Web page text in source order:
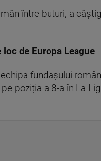
între buturi, a
de Europa League
fundașului
poziția a 8-a în La